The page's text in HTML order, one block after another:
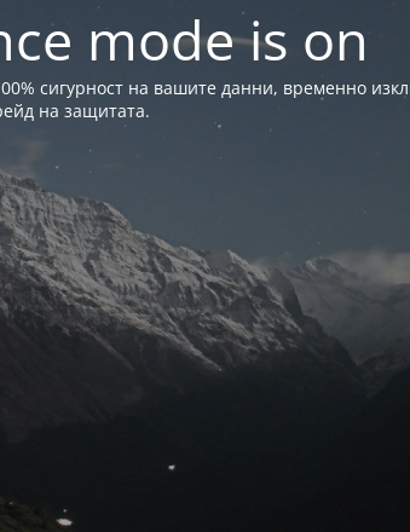
mode is on
сигурност на вашите данни, временно
на защитата.